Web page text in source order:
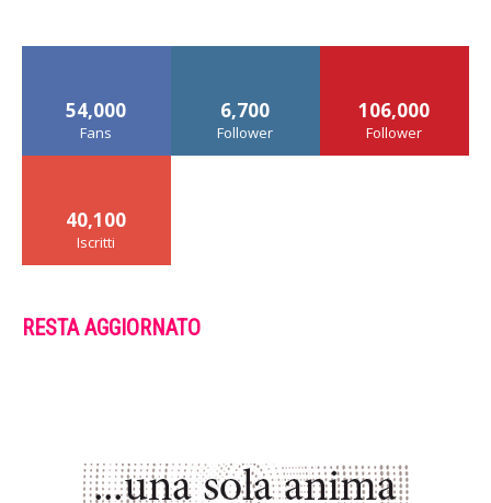
54,000
Fans
6,700
Follower
106,000
Follower
40,100
Iscritti
RESTA AGGIORNATO